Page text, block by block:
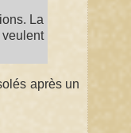
La
après un